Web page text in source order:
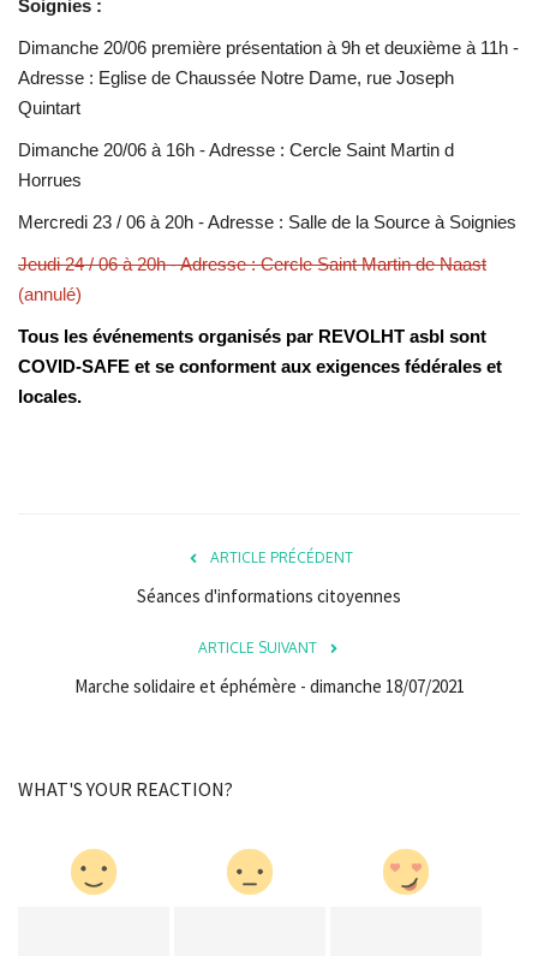
Soignies :
Dimanche 20/06 première présentation à 9h et deuxième à 11h -
Adresse : Eglise de Chaussée Notre Dame, rue Joseph
Quintart
Dimanche 20/06 à 16h - Adresse : Cercle Saint Martin d
Horrues
Mercredi 23 / 06 à 20h - Adresse : Salle de la Source à Soignies
Jeudi 24 / 06 à 20h - Adresse : Cercle Saint Martin de Naast
(annulé)
Tous les événements organisés par REVOLHT asbl sont
COVID-SAFE et se conforment aux exigences fédérales et
locales.
ARTICLE PRÉCÉDENT
Séances d'informations citoyennes
ARTICLE SUIVANT
Marche solidaire et éphémère - dimanche 18/07/2021
WHAT'S YOUR REACTION?